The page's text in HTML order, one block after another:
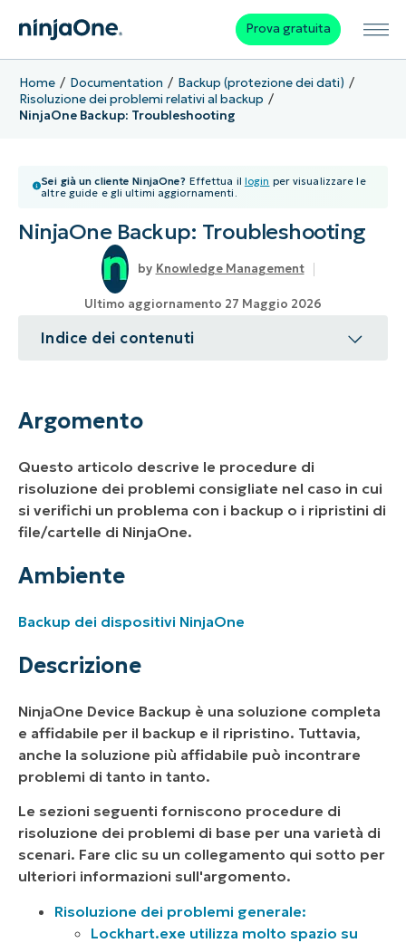
Prova gratuita
Home Documentation
Backup (protezione dei dati)
Risoluzione dei problemi relativi al backup
NinjaOne Backup: Troubleshooting
Sei già un cliente NinjaOne? Effettua il login per visualizzare le
altre guide e gli ultimi aggiornamenti.
NinjaOne Backup: Troubleshooting
Knowledge Management
Ultimo aggiornamento 27 Maggio 2026
Indice dei contenuti
Ambiente
Risoluzione dei problemi generale:
Risoluzione dei problemi relativi a
file/cartelle:
Risoluzione dei problemi relativi al ripristino
Argomento
Questo articolo descrive le procedure di
risoluzione dei problemi consigliate nel caso in cui
si verifichi un problema con i backup o i ripristini di
file/cartelle di NinjaOne.
Ambiente
Backup dei dispositivi NinjaOne
Descrizione
NinjaOne Device Backup è una soluzione completa
e affidabile per il backup e il ripristino. Tuttavia,
anche la soluzione più affidabile può incontrare
problemi di tanto in tanto.
Le sezioni seguenti forniscono procedure di
risoluzione dei problemi di base per una varietà di
scenari. Fare clic su un collegamento qui sotto per
ulteriori informazioni sull'argomento.
Risoluzione dei problemi generale:
Lockhart.exe utilizza molto spazio su